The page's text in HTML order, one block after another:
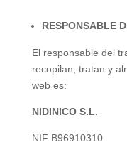
RESPONSABLE
El responsable del
recopilan, tratan y
web es:
NIDINICO S.L.
NIF B96910310